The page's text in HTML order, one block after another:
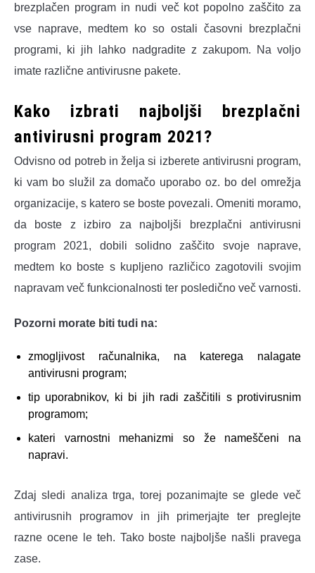
brezplačen program in nudi več kot popolno zaščito za
vse naprave, medtem ko so ostali časovni brezplačni
programi, ki jih lahko nadgradite z zakupom. Na voljo
imate različne antivirusne pakete.
Kako izbrati najboljši brezplačni
antivirusni program 2021?
Odvisno od potreb in želja si izberete antivirusni program,
ki vam bo služil za domačo uporabo oz. bo del omrežja
organizacije, s katero se boste povezali. Omeniti moramo,
da boste z izbiro za najboljši brezplačni antivirusni
program 2021, dobili solidno zaščito svoje naprave,
medtem ko boste s kupljeno različico zagotovili svojim
napravam več funkcionalnosti ter posledično več varnosti.
Pozorni morate biti tudi na:
zmogljivost računalnika, na katerega nalagate
antivirusni program;
tip uporabnikov, ki bi jih radi zaščitili s protivirusnim
programom;
kateri varnostni mehanizmi so že nameščeni na
napravi.
Zdaj sledi analiza trga, torej pozanimajte se glede več
antivirusnih programov in jih primerjajte ter preglejte
razne ocene le teh. Tako boste najboljše našli pravega
zase.